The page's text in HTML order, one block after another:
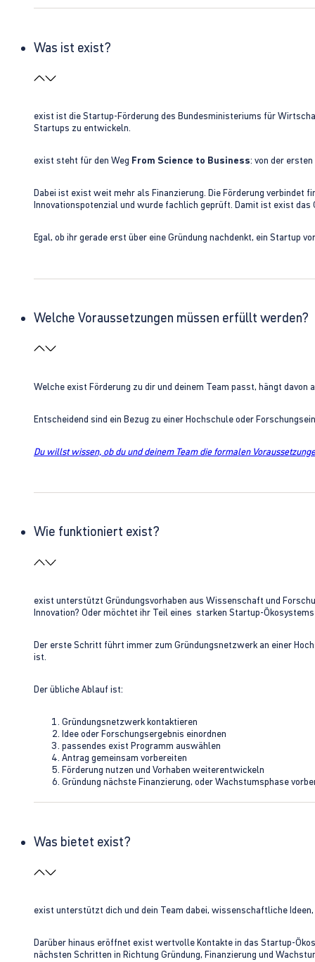
Was ist exist?
exist ist die Startup-Förderung des Bundesministeriums für
Startups zu entwickeln.
exist steht für den Weg From Science to Business: von der
Dabei ist exist weit mehr als Finanzierung. Die Förderung verbindet
Innovationspotenzial und wurde fachlich geprüft. Damit ist exist
Egal, ob ihr gerade erst über eine Gründung nachdenkt, ein Startup
Welche Voraussetzungen müssen erfüllt werden?
Welche exist Förderung zu dir und deinem Team passt, hängt
Entscheidend sind ein Bezug zu einer Hochschule oder
Du willst wissen, ob du und deinem Team die formalen
Wie funktioniert exist?
exist unterstützt Gründungsvorhaben aus Wissenschaft und
Innovation? Oder möchtet ihr Teil eines starken Startup-
Der erste Schritt führt immer zum Gründungsnetzwerk an einer
ist.
Der übliche Ablauf ist:
Gründungsnetzwerk kontaktieren
Idee oder Forschungsergebnis einordnen
passendes exist Programm auswählen
Antrag gemeinsam vorbereiten
Förderung nutzen und Vorhaben weiterentwickeln
Gründung nächste Finanzierung, oder Wachstumsphase
Was bietet exist?
exist unterstützt dich und dein Team dabei, wissenschaftliche
Darüber hinaus eröffnet exist wertvolle Kontakte in das Startup-
nächsten Schritten in Richtung Gründung, Finanzierung und